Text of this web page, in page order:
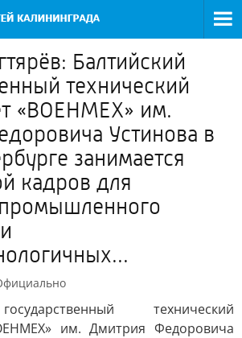
Балтийский
технический
«ВОЕНМЕХ» им.
Устинова в
занимается
кадров для
технический
им. Дмитрия Федоровича